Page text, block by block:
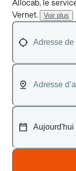
Allocab, le
Vernet.
Voir plus